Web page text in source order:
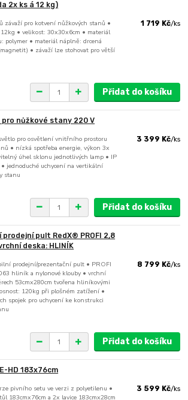
2x ks á 12 kg)
závaží pro kotvení nůžkových stanů •
• velikost: 30x30x6cm • materiál
polymer • materiál náplně: drcená
• závaží lze stohovat pro větší
1 719 Kč/ks
Přidat do košíku
pro nůžkové stany 220 V
pro osvětlení vnitřního prostoru
• nízká spotřeba energie, výkon 3x
úhel sklonu jednotlivých lamp • IP
jednoduché uchycení na vertikální
stanu
3 399 Kč/ks
Přidat do košíku
prodejní pult RedX® PROFI 2,8
deska: HLINÍK
prodejní/prezentační pult • PROFI
hliník a nylonové klouby • vrchní
53cmx280cm tvořena hliníkovými
120kg při plošném zatížení •
spojek pro uchycení ke konstrukci
8 799 Kč/ks
Přidat do košíku
HD 183x76cm
pivního setu ve verzi z polyetilenu •
183cmx76cm a 2x lavice 183cmx28cm
3 599 Kč/ks